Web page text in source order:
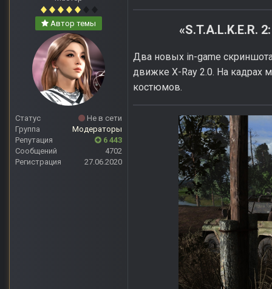
Автор темы
Статус
Не в сети
Группа
Модераторы
Репутация
6 443
Сообщений
4702
Регистрация
27.06.2020
«S.T.A.L.K.E.R.
Два новых in-game
движке X-Ray 2.0. На кадрах
костюмов.